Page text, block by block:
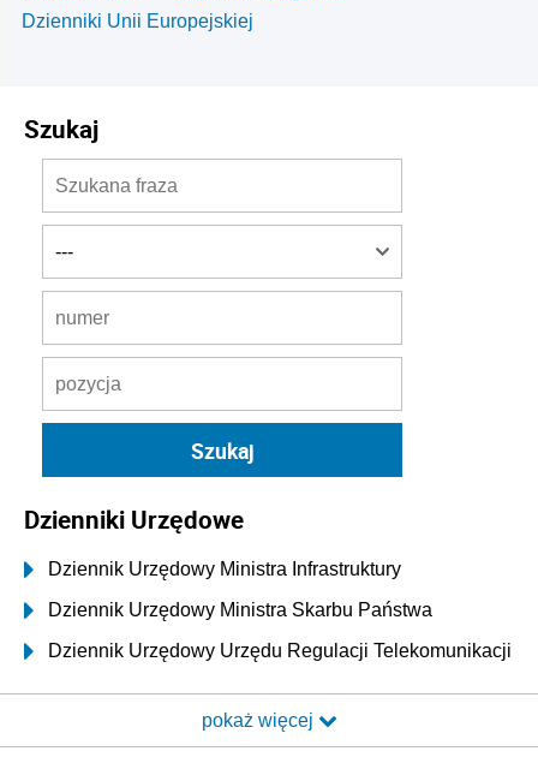
Dzienniki Unii Europejskiej
Szukaj
Dzienniki Urzędowe
Dziennik Urzędowy Ministra Infrastruktury
Dziennik Urzędowy Ministra Skarbu Państwa
Dziennik Urzędowy Urzędu Regulacji Telekomunikacji
Dziennik Urzędowy Ministra Transportu i Budownictwa
pokaż więcej